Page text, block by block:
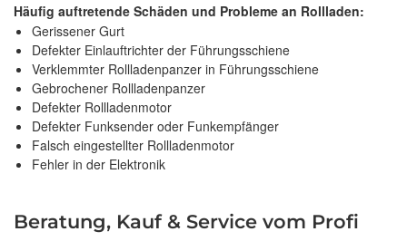
Häufig auftretende Schäden und Probleme an Rollladen:
Gerissener Gurt
Defekter Einlauftrichter der Führungsschiene
Verklemmter Rollladenpanzer in Führungsschiene
Gebrochener Rollladenpanzer
Defekter Rollladenmotor
Defekter Funksender oder Funkempfänger
Falsch eingestellter Rollladenmotor
Fehler in der Elektronik
Beratung, Kauf & Service vom Profi